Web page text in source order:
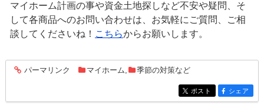
マイホーム計画の事や資金土地探しなど不安や疑問、そ
して各商品へのお問い合わせは、お気軽にご質問、ご相
談してくださいね！ こちらからお願いします。
entry511
パーマリンク マイホーム 季節の対策など
entry511
ポスト entry511
シェア